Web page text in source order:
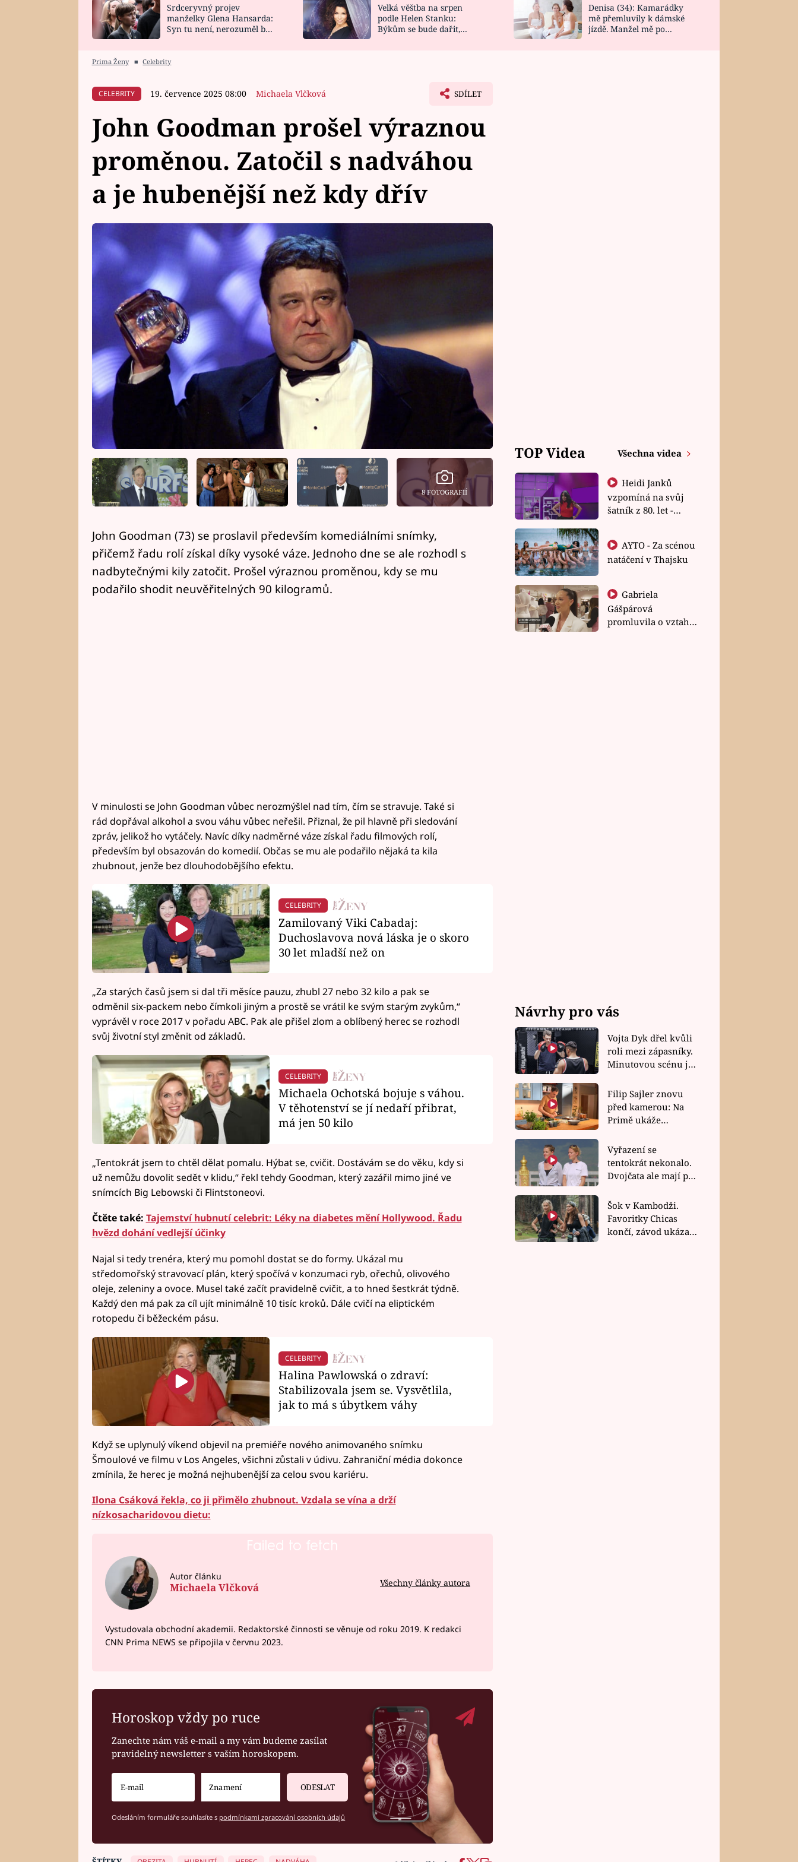
HOROSKOP NA
CELEBRITY
VAŘENÍ
NOVINKY
VIDEORECEPTY
DESIGN
Srdceryvný projev
manželky Glena Hansarda:
Syn tu není, nerozuměl by
Velká věštba na srpen
podle Helen Stanku:
Býkům se bude dařit,
Denisa (34): Kamarádky
mě přemluvily k dámské
jízdě. Manžel mě po
Prima Ženy ■ Celebrity
CELEBRITY 19. července 2025 08:00 Michaela Vlčková SDÍLET
John Goodman prošel výraznou
proměnou. Zatočil s nadváhou
a je hubenější než kdy dřív
8 FOTOGRAFIÍ
John Goodman (73) se proslavil především komediálními snímky,
přičemž řadu rolí získal díky vysoké váze. Jednoho dne se ale rozhodl s
nadbytečnými kily zatočit. Prošel výraznou proměnou, kdy se mu
podařilo shodit neuvěřitelných 90 kilogramů.
V minulosti se John Goodman vůbec nerozmýšlel nad tím, čím se stravuje. Také si
rád dopřával alkohol a svou váhu vůbec neřešil. Přiznal, že pil hlavně při sledování
zpráv, jelikož ho vytáčely. Navíc díky nadměrné váze získal řadu filmových rolí,
především byl obsazován do komedií. Občas se mu ale podařilo nějaká ta kila
zhubnout, jenže bez dlouhodobějšího efektu.
CELEBRITY
Zamilovaný Viki Cabadaj:
Duchoslavova nová láska je o skoro
30 let mladší než on
„Za starých časů jsem si dal tři měsíce pauzu, zhubl 27 nebo 32 kilo a pak se
odměnil six-packem nebo čímkoli jiným a prostě se vrátil ke svým starým zvykům,“
vyprávěl v roce 2017 v pořadu ABC. Pak ale přišel zlom a oblíbený herec se rozhodl
svůj životní styl změnit od základů.
CELEBRITY
Michaela Ochotská bojuje s váhou.
V těhotenství se jí nedaří přibrat,
má jen 50 kilo
„Tentokrát jsem to chtěl dělat pomalu. Hýbat se, cvičit. Dostávám se do věku, kdy si
už nemůžu dovolit sedět v klidu,“ řekl tehdy Goodman, který zazářil mimo jiné ve
snímcích Big Lebowski či Flintstoneovi.
Čtěte také: Tajemství hubnutí celebrit: Léky na diabetes mění Hollywood. Řadu
hvězd dohání vedlejší účinky
Najal si tedy trenéra, který mu pomohl dostat se do formy. Ukázal mu
středomořský stravovací plán, který spočívá v konzumaci ryb, ořechů, olivového
oleje, zeleniny a ovoce. Musel také začít pravidelně cvičit, a to hned šestkrát týdně.
Každý den má pak za cíl ujít minimálně 10 tisíc kroků. Dále cvičí na eliptickém
rotopedu či běžeckém pásu.
CELEBRITY
Halina Pawlowská o zdraví:
Stabilizovala jsem se. Vysvětlila,
jak to má s úbytkem váhy
Když se uplynulý víkend objevil na premiéře nového animovaného snímku
Šmoulové ve filmu v Los Angeles, všichni zůstali v údivu. Zahraniční média dokonce
zmínila, že herec je možná nejhubenější za celou svou kariéru.
Ilona Csáková řekla, co ji přimělo zhubnout. Vzdala se vína a drží
nízkosacharidovou dietu:
Failed to fetch
Autor článku
Michaela Vlčková Všechny články autora
Vystudovala obchodní akademii. Redaktorské činnosti se věnuje od roku 2019. K redakci
CNN Prima NEWS se připojila v červnu 2023.
Horoskop vždy po ruce
Zanechte nám váš e-mail a my vám budeme zasílat
pravidelný newsletter s vaším horoskopem.
ODESLAT
Odesláním formuláře souhlasíte s podmínkami zpracování osobních údajů
TOP Videa Všechna videa
Heidi Janků
vzpomíná na svůj
šatník z 80. let -
natáčení v Thajsku
Gabriela
Gášpárová
promluvila o vztahu
Návrhy pro vás
Vojta Dyk dřel kvůli
roli mezi zápasníky.
Minutovou scénu jel
Filip Sajler znovu
před kamerou: Na
Primě ukáže
rychlé recepty
Vyřazení se
tentokrát nekonalo.
Dvojčata ale mají po
závodu nůž na krku
Šok v Kambodži.
Favoritky Chicas
končí, závod ukázal